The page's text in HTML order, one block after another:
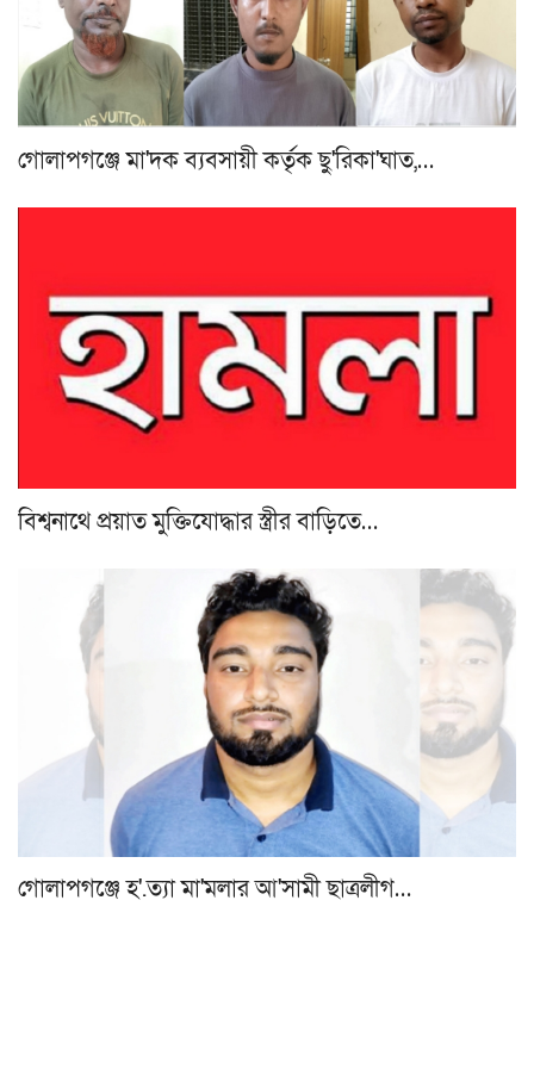
গোলাপগঞ্জে মা'দক ব্যবসায়ী কর্তৃক ছু'রিকা'ঘাত,…
বিশ্বনাথে প্রয়াত মুক্তিযোদ্ধার স্ত্রীর বাড়িতে…
গোলাপগঞ্জে হ'.ত্যা মা'মলার আ'সামী ছাত্রলীগ…